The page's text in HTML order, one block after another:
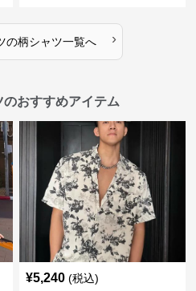
の柄シャツ一覧へ ›
おすすめアイテム
¥5,240 (税込)